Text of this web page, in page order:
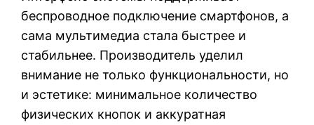
беспроводное подключение смартфонов, а
сама мультимедиа стала быстрее и
стабильнее. Производитель уделил
внимание не только функциональности, но
и эстетике: минимальное количество
физических кнопок и аккуратная